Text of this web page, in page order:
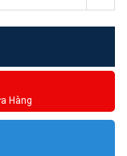
Hàng